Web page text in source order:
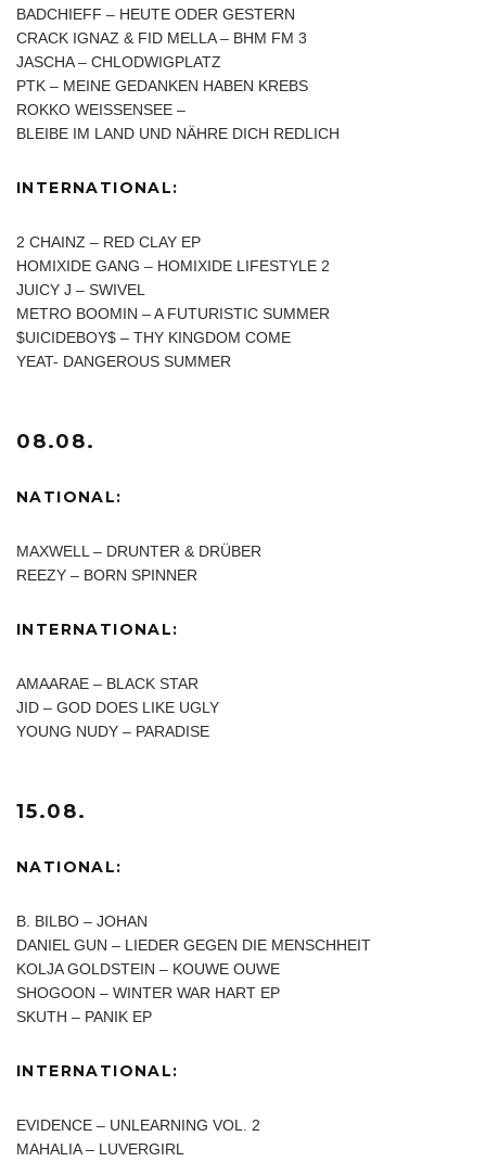
BADCHIEFF – HEUTE ODER GESTERN
CRACK IGNAZ & FID MELLA – BHM FM 3
JASCHA – CHLODWIGPLATZ
PTK – MEINE GEDANKEN HABEN KREBS
ROKKO WEISSENSEE –
BLEIBE IM LAND UND NÄHRE DICH REDLICH
INTERNATIONAL:
2 CHAINZ – RED CLAY EP
HOMIXIDE GANG – HOMIXIDE LIFESTYLE 2
JUICY J – SWIVEL
METRO BOOMIN – A FUTURISTIC SUMMER
$UICIDEBOY$ – THY KINGDOM COME
YEAT- DANGEROUS SUMMER
08.08.
NATIONAL:
MAXWELL – DRUNTER & DRÜBER
REEZY – BORN SPINNER
INTERNATIONAL:
AMAARAE – BLACK STAR
JID – GOD DOES LIKE UGLY
YOUNG NUDY – PARADISE
15.08.
NATIONAL:
B. BILBO – JOHAN
DANIEL GUN – LIEDER GEGEN DIE MENSCHHEIT
KOLJA GOLDSTEIN – KOUWE OUWE
SHOGOON – WINTER WAR HART EP
SKUTH – PANIK EP
INTERNATIONAL:
EVIDENCE – UNLEARNING VOL. 2
MAHALIA – LUVERGIRL